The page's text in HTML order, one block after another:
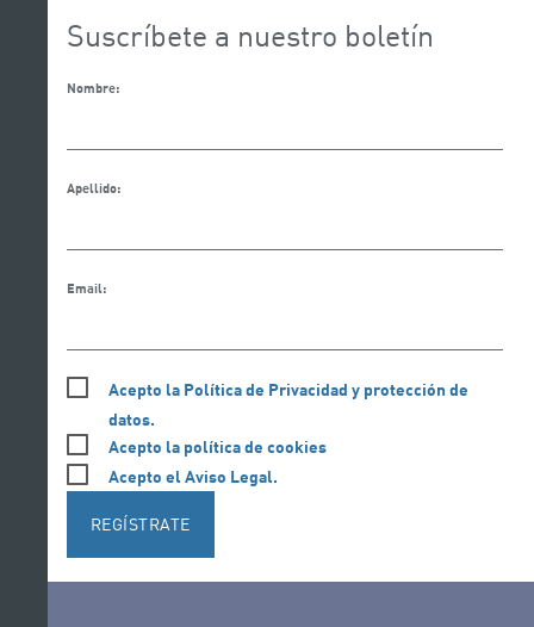
Suscríbete a nuestro boletín
Nombre:
Apellido:
Email:
Acepto la Política de Privacidad y protección de
datos.
Acepto la política de cookies
Acepto el Aviso Legal.
REGÍSTRATE